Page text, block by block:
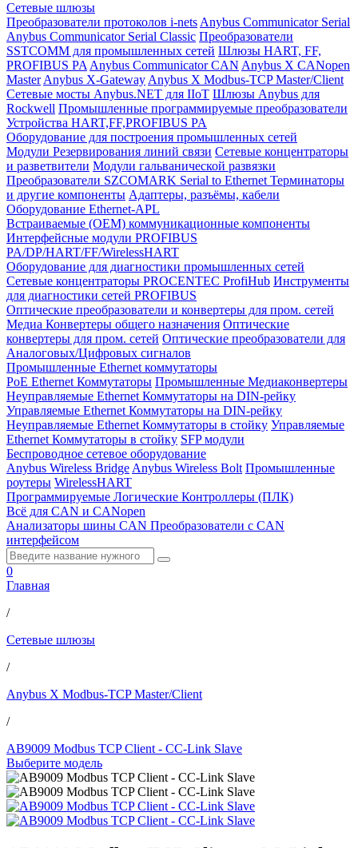
Сетевые шлюзы
Преобразователи протоколов i-nets Anybus Communicator Serial
Anybus Communicator Serial Classic Преобразователи
SSTCOMM для промышленных сетей Шлюзы HART, FF,
PROFIBUS PA Anybus Communicator CAN Anybus X CANopen
Master Anybus X-Gateway Anybus X Modbus-TCP Master/Client
Сетевые мосты Anybus.NET для IIoT Шлюзы Anybus для
Rockwell Промышленные программируемые преобразователи
Устройства HART,FF,PROFIBUS PA
Оборудование для построения промышленных сетей
Модули Резервирования линий связи Сетевые концентраторы
и разветвители Модули гальванической развязки
Преобразователи SZCOMARK Serial to Ethernet Терминаторы
и другие компоненты Адаптеры, разъёмы, кабели
Оборудование Ethernet-APL
Встраиваемые (OEM) коммуникационные компоненты
Интерфейсные модули PROFIBUS
PA/DP/HART/FF/WirelessHART
Оборудование для диагностики промышленных сетей
Сетевые концентраторы PROCENTEC ProfiHub Инструменты
для диагностики сетей PROFIBUS
Оптические преобразователи и конвертеры для пром. сетей
Медиа Конвертеры общего назначения Оптические
конвертеры для пром. сетей Оптические преобразователи для
Аналоговых/Цифровых сигналов
Промышленные Ethernet коммутаторы
PoE Ethernet Коммутаторы Промышленные Медиаконвертеры
Неуправляемые Ethernet Коммутаторы на DIN-рейку
Управляемые Ethernet Коммутаторы на DIN-рейку
Неуправляемые Ethernet Коммутаторы в стойку Управляемые
Ethernet Коммутаторы в стойку SFP модули
Беспроводное сетевое оборудование
Anybus Wireless Bridge Anybus Wireless Bolt Промышленные
роутеры WirelessHART
Программируемые Логические Контроллеры (ПЛК)
Всё для CAN и CANopen
Анализаторы шины CAN Преобразователи с CAN
интерфейсом
0
Главная
/
Сетевые шлюзы
/
Anybus X Modbus-TCP Master/Client
/
AB9009 Modbus TCP Client - CC-Link Slave
Выберите модель